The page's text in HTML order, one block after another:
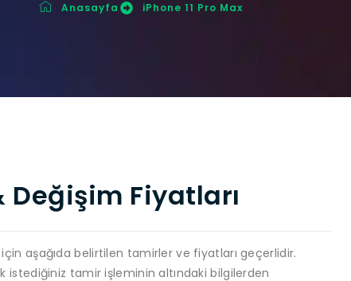
Anasayfa iPhone 11 Pro Max
Değişim Fiyatları
için aşağıda belirtilen tamirler ve fiyatları geçerlidir.
istediğiniz tamir işleminin altındaki bilgilerden